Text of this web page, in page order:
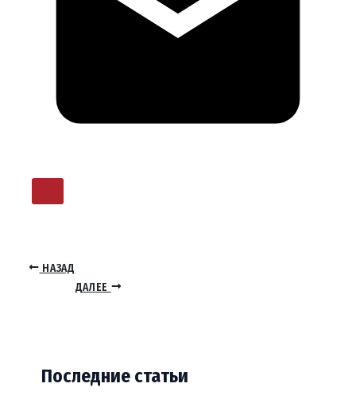
НАЗАД
ДАЛЕЕ
Последние статьи